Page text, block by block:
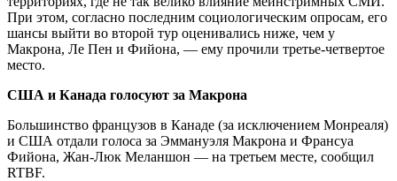
При этом, согласно последним социологическим опросам, его
шансы выйти во второй тур оценивались ниже, чем у
Макрона, Ле Пен и Фийона, — ему прочили третье-четвертое
место.
США и Канада голосуют за Макрона
Большинство французов в Канаде (за исключением Монреаля)
и США отдали голоса за Эммануэля Макрона и Франсуа
Фийона, Жан-Люк Меланшон — на третьем месте, сообщил
RTBF.